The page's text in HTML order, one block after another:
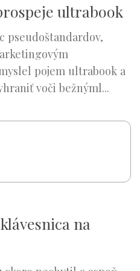
ultrabook
pseudoštandardov,
pojem ultrabook a
voči bežnýml...
na